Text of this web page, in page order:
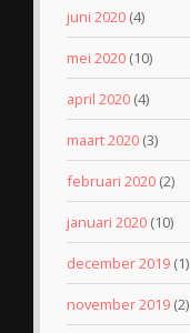
juni 2020 (4)
mei 2020 (10)
april 2020 (4)
maart 2020 (3)
februari 2020 (2)
januari 2020 (10)
december 2019 (1)
november 2019 (2)